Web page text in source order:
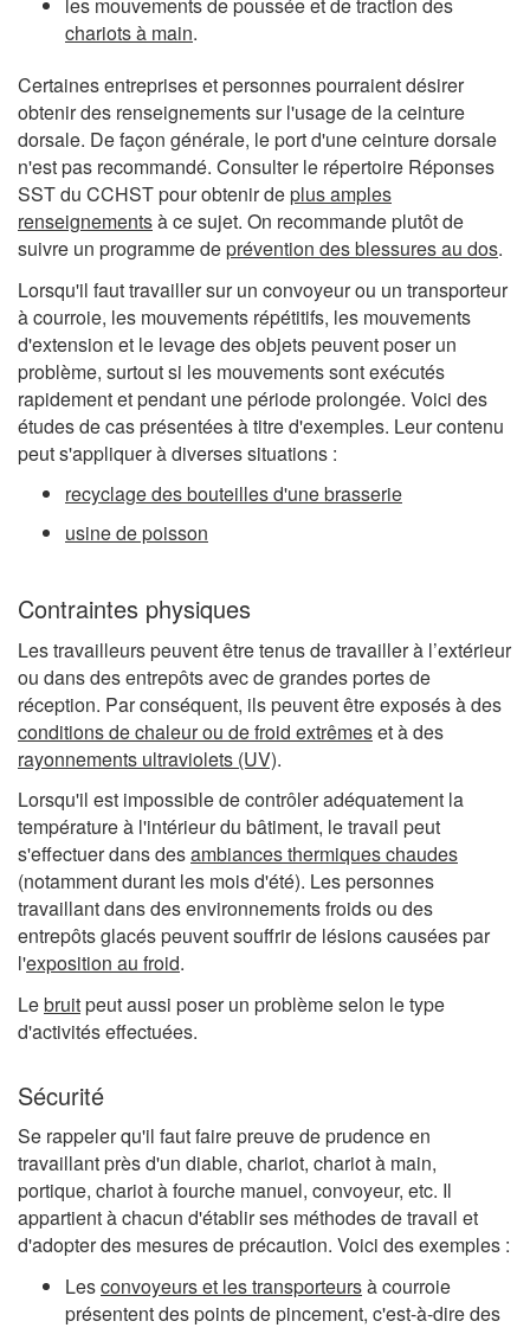
chariots à main.
Certaines entreprises et personnes pourraient désirer
obtenir des renseignements sur l'usage de la ceinture
dorsale. De façon générale, le port d'une ceinture dorsale
n'est pas recommandé. Consulter le répertoire Réponses
SST du CCHST pour obtenir deplus amples
renseignementsà ce sujet. On recommande plutôt de
suivre un programme deprévention des blessures au dos.
Lorsqu'il faut travailler sur un convoyeur ou un transporteur
à courroie, les mouvements répétitifs, les mouvements
d'extension et le levage des objets peuvent poser un
problème, surtout si les mouvements sont exécutés
rapidement et pendant une période prolongée. Voici des
études de cas présentées à titre d'exemples. Leur contenu
peut s'appliquer à diverses situations :
recyclage des bouteilles d'une brasserie
usine de poisson
Contraintes physiques
Les travailleurs peuvent être tenus de travailler à l’extérieur
ou dans des entrepôts avec de grandes portes de
réception. Par conséquent, ils peuvent être exposés à des
conditions de chaleur ou de froid extrêmeset à des
rayonnements ultraviolets (UV).
Lorsqu'il est impossible de contrôler adéquatement la
température à l'intérieur du bâtiment, le travail peut
s'effectuer dans desambiances thermiques chaudes
(notamment durant les mois d'été). Les personnes
travaillant dans des environnements froids ou des
entrepôts glacés peuvent souffrir de lésions causées par
l'exposition au froid.
Lebruitpeut aussi poser un problème selon le type
d'activités effectuées.
Sécurité
Se rappeler qu'il faut faire preuve de prudence en
travaillant près d'un diable, chariot, chariot à main,
portique, chariot à fourche manuel, convoyeur, etc. Il
appartient à chacun d'établir ses méthodes de travail et
d'adopter des mesures de précaution. Voici des exemples :
Lesconvoyeurs et les transporteursà courroie
présentent des points de pincement, c'est-à-dire des